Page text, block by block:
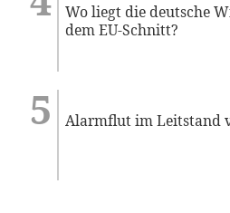
Wo liegt die deutsche
dem EU-Schnitt?
Alarmflut im Leitstand